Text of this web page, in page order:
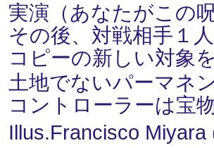
実演（あなたがこの
その後、対戦相手１
コピーの新しい対象
土地でないパーマネ
コントローラーは宝
Illus.Francisco Miyara